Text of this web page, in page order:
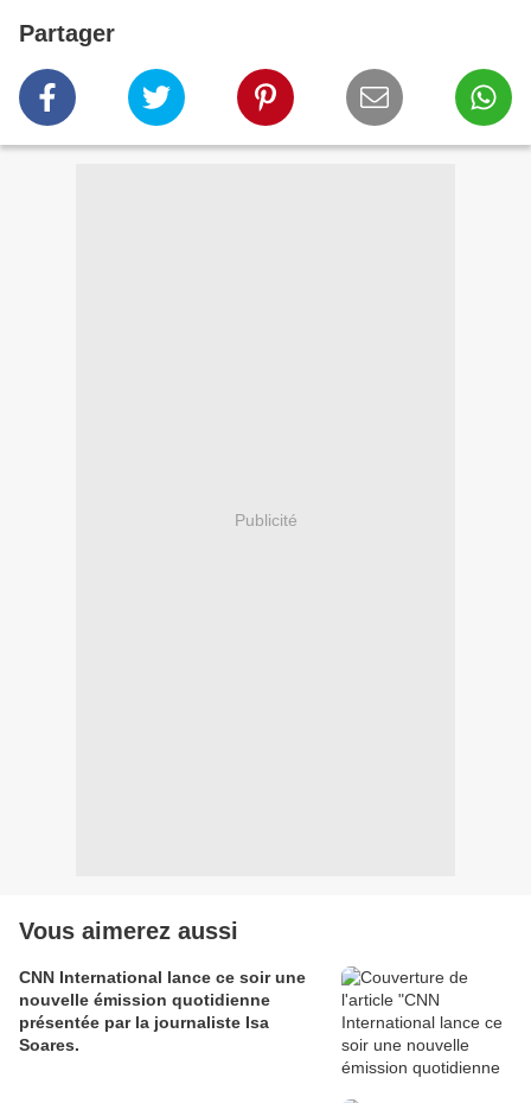
Partager
Publicité
Vous aimerez aussi
CNN International lance ce soir une
nouvelle émission quotidienne
présentée par la journaliste Isa
Soares.